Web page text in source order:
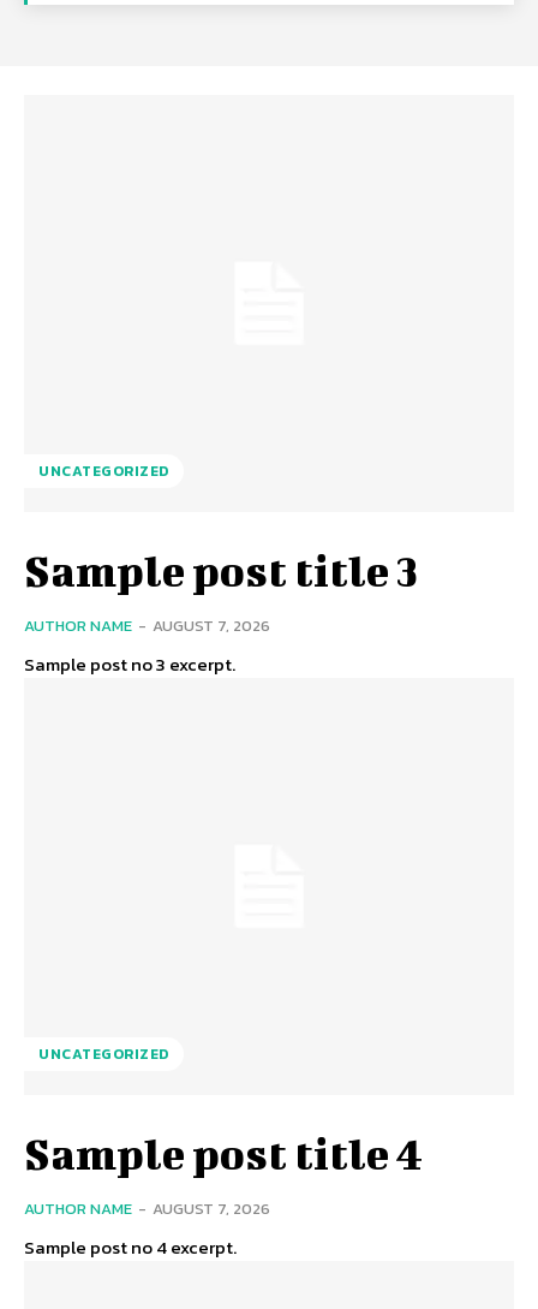
UNCATEGORIZED
Sample post title 3
AUTHOR NAME - AUGUST 7, 2026
Sample post no 3 excerpt.
UNCATEGORIZED
Sample post title 4
AUTHOR NAME - AUGUST 7, 2026
Sample post no 4 excerpt.